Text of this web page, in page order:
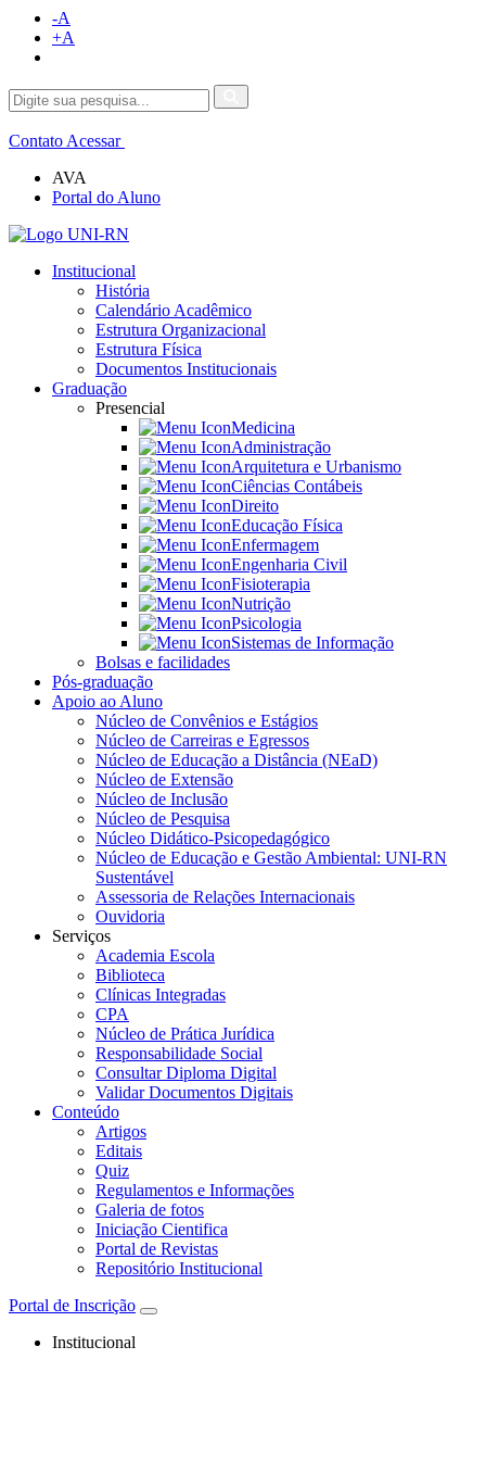
-A
+A
Contato Acessar
AVA
Portal do Aluno
Institucional
História
Calendário Acadêmico
Estrutura Organizacional
Estrutura Física
Documentos Institucionais
Graduação
Presencial
Medicina
Administração
Arquitetura e Urbanismo
Ciências Contábeis
Direito
Educação Física
Enfermagem
Engenharia Civil
Fisioterapia
Nutrição
Psicologia
Sistemas de Informação
Bolsas e facilidades
Pós-graduação
Apoio ao Aluno
Núcleo de Convênios e Estágios
Núcleo de Carreiras e Egressos
Núcleo de Educação a Distância (NEaD)
Núcleo de Extensão
Núcleo de Inclusão
Núcleo de Pesquisa
Núcleo Didático-Psicopedagógico
Núcleo de Educação e Gestão Ambiental: UNI-RN
Sustentável
Assessoria de Relações Internacionais
Ouvidoria
Serviços
Academia Escola
Biblioteca
Clínicas Integradas
CPA
Núcleo de Prática Jurídica
Responsabilidade Social
Consultar Diploma Digital
Validar Documentos Digitais
Conteúdo
Artigos
Editais
Quiz
Regulamentos e Informações
Galeria de fotos
Iniciação Cientifica
Portal de Revistas
Repositório Institucional
Portal de Inscrição
Institucional